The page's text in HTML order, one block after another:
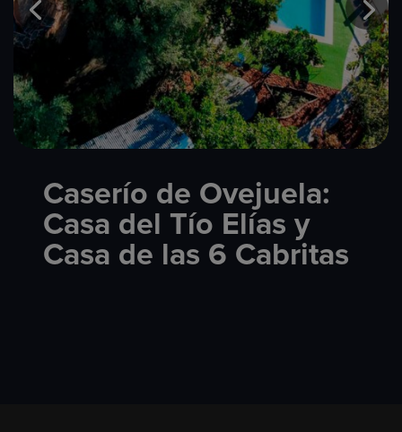
Caserío de Ovejuela:
Casa del Tío Elías y
Casa de las 6 Cabritas